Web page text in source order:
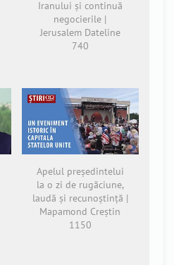
Iranului și continuă
negocierile |
Jerusalem Dateline
740
Apelul președintelui
la o zi de rugăciune,
laudă și recunoștință |
Mapamond Creștin
1150